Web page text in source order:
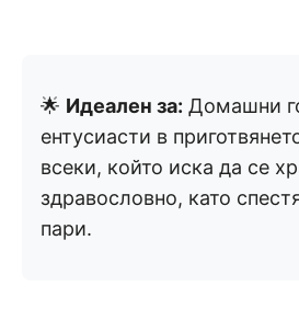
🌟 Идеален за: Домашни
ентусиасти в
всеки, който иска да се
здравословно, като
пари.